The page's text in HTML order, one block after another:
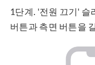
1단계. '전원 끄기' 슬
버튼과 측면 버튼을